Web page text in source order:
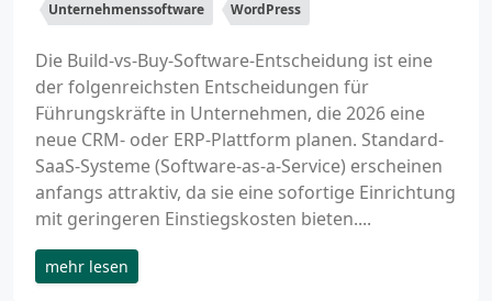
Unternehmenssoftware WordPress
Die Build-vs-Buy-Software-Entscheidung ist eine
der folgenreichsten Entscheidungen für
Führungskräfte in Unternehmen, die 2026 eine
neue CRM- oder ERP-Plattform planen. Standard-
SaaS-Systeme (Software-as-a-Service) erscheinen
anfangs attraktiv, da sie eine sofortige Einrichtung
mit geringeren Einstiegskosten bieten....
mehr lesen